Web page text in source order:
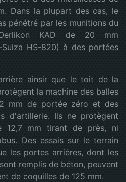
Dans la plupart des cas, le
pénétré par les munitions du
KAD de 20 mm
Suiza HS-820) à des portées
ainsir que le toit de la
la machine des balles
mm de portée zéro et des
d'artillerie. Ils ne protègent
12,7 mm tirant de près, ni
Des essais sur le terrain
les portes arrières, dont les
remplis de béton, peuvent
de coquilles de 125 mm.